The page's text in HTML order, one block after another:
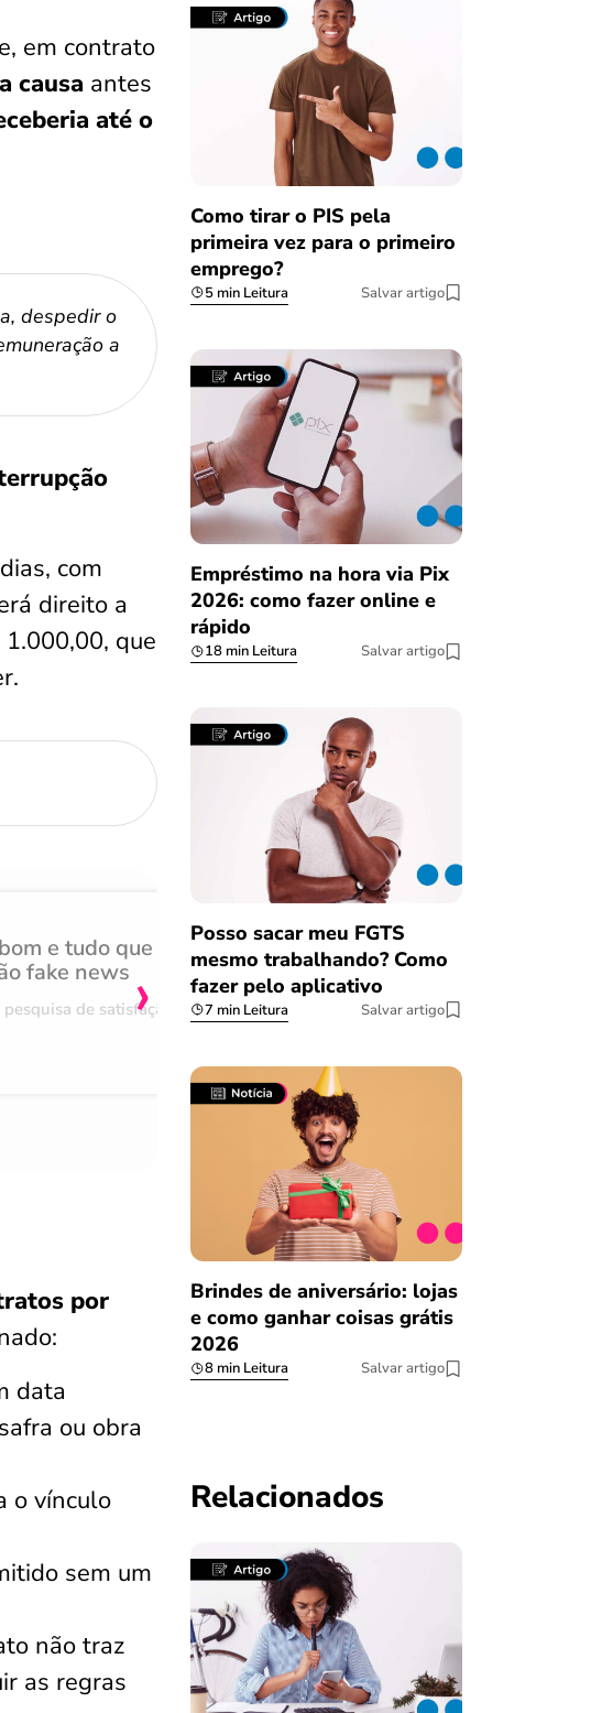
em contrato
causa antes
até o
despedir o
a
com
direito a
que
e tudo que
fake news
de satisfação
Achei muito rápido,
burocracia
Comentário retirado da nossa
›
por
data
ou obra
o vínculo
sem um
não traz
as regras
Como tirar o PIS pela
primeira vez para o primeiro
emprego?
5 min Leitura Salvar artigo
Empréstimo na hora via Pix
2026: como fazer online e
rápido
18 min Leitura Salvar artigo
Posso sacar meu FGTS
mesmo trabalhando? Como
fazer pelo aplicativo
7 min Leitura Salvar artigo
Brindes de aniversário: lojas
e como ganhar coisas grátis
2026
8 min Leitura Salvar artigo
Relacionados